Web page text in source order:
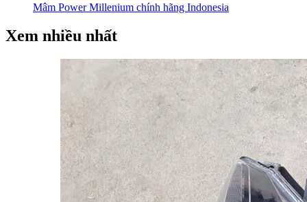
Mâm Power Millenium chính hãng Indonesia
Xem nhiều nhất